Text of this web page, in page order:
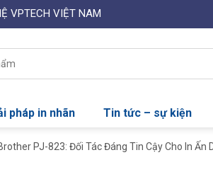
VPTECH VIỆT NAM
pháp in nhãn Tin tức – sự kiện
PJ-823: Đối Tác Đáng Tin Cậy Cho In Ấn